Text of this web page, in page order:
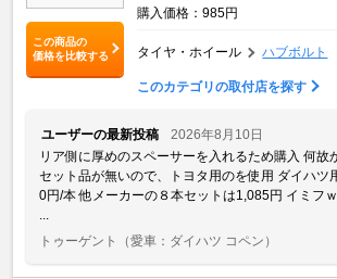
この商品の
価格を比較する
購入価格：985円
タイヤ・ホイール ハブボルト
このカテゴリの取付店を探す
ユーザーの最新投稿
2026年8月10日
リア側に厚めのスペーサーを入れるため購入 何故
セット品が無いので、トヨタ用のを使用 ダイハツ
0円/本 他メーカーの８本セットは1,085円 イミフ
トゥーゲント
（愛車：ダイハツ コペン）